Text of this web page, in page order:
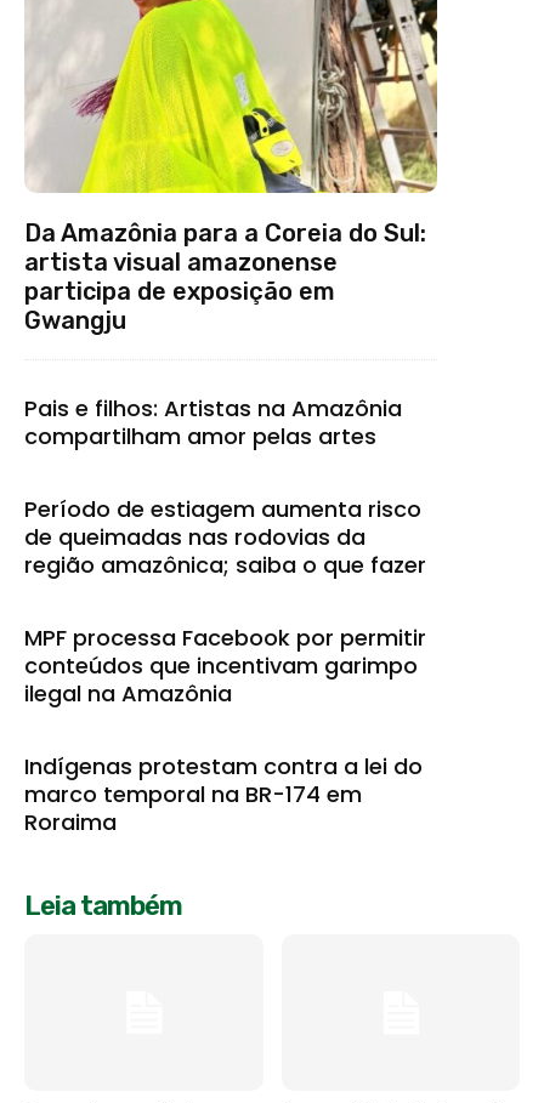
Da Amazônia para a Coreia do Sul:
artista visual amazonense
participa de exposição em
Gwangju
Pais e filhos: Artistas na Amazônia
compartilham amor pelas artes
Período de estiagem aumenta risco
de queimadas nas rodovias da
região amazônica; saiba o que fazer
MPF processa Facebook por permitir
conteúdos que incentivam garimpo
ilegal na Amazônia
Indígenas protestam contra a lei do
marco temporal na BR-174 em
Roraima
Leia também